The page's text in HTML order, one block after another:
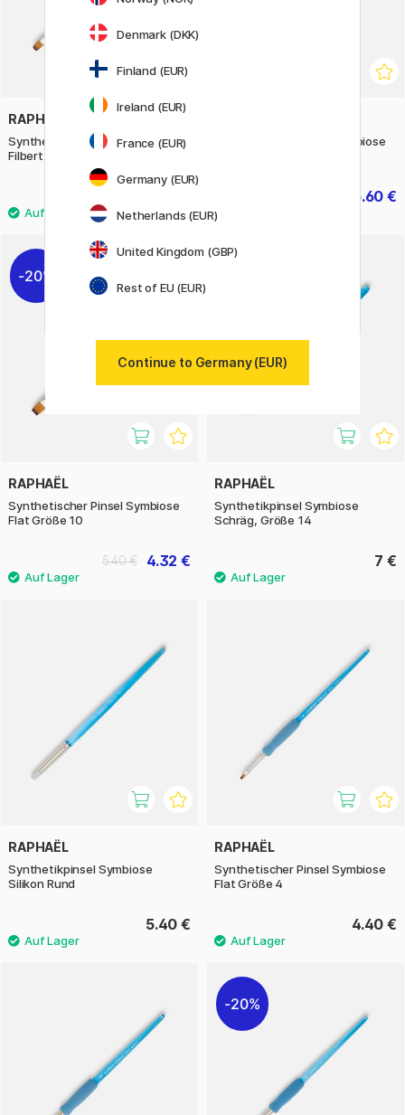
RAPHAËL
Synthetischer Pinsel Symbiose
Filbert Größe 6
Synthetischer Pinsel Symbiose
5.60 €
20%
RAPHAËL
Synthetischer Pinsel Symbiose
Flat Größe 10
4.32 €
5.40 €
RAPHAËL
Synthetikpinsel Symbiose
Schräg, Größe 14
7 €
RAPHAËL
Synthetikpinsel Symbiose
Silikon Rund
5.40 €
RAPHAËL
Synthetischer Pinsel Symbiose
Flat Größe 4
4.40 €
20%
Denmark (DKK)
Finland (EUR)
Ireland (EUR)
France (EUR)
Germany (EUR)
Netherlands (EUR)
United Kingdom (GBP)
Rest of EU (EUR)
Continue to Germany (EUR)